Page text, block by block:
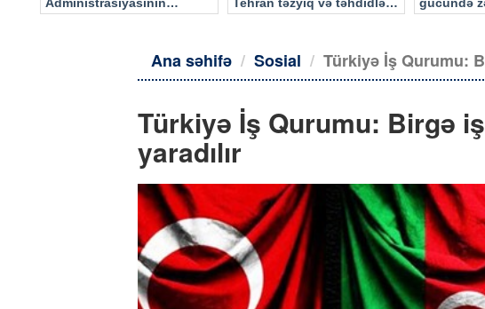
Ana səhifə Sosial Türkiyə İş Qurumu:
Türkiyə İş Qurumu: Birgə iş
yaradılır